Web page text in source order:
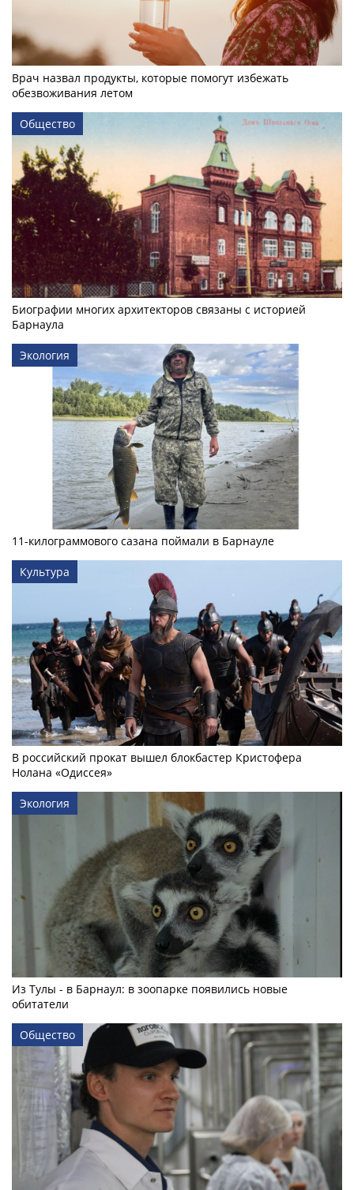
Врач назвал продукты, которые помогут избежать
обезвоживания летом
Общество
Биографии многих архитекторов связаны с историей
Барнаула
Экология
11-килограммового сазана поймали в Барнауле
Культура
В российский прокат вышел блокбастер Кристофера
Нолана «Одиссея»
Экология
Из Тулы - в Барнаул: в зоопарке появились новые
обитатели
Общество